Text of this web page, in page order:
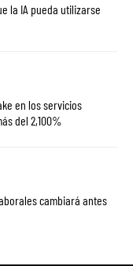
la IA pueda utilizarse
en los servicios
del 2,100%
cambiará antes